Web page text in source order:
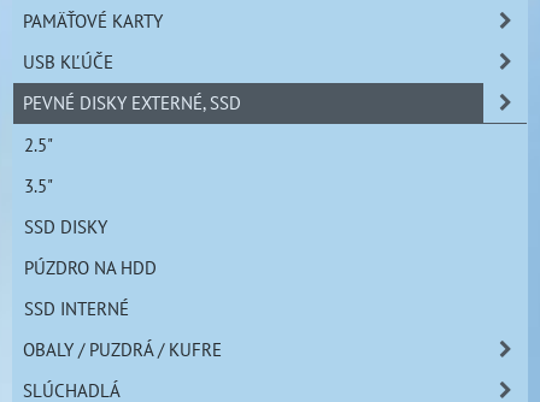
PAMÄŤOVÉ KARTY
USB KĽÚČE
PEVNÉ DISKY EXTERNÉ, SSD
2.5"
3.5"
SSD DISKY
PÚZDRO NA HDD
SSD INTERNÉ
OBALY / PUZDRÁ / KUFRE
SLÚCHADLÁ